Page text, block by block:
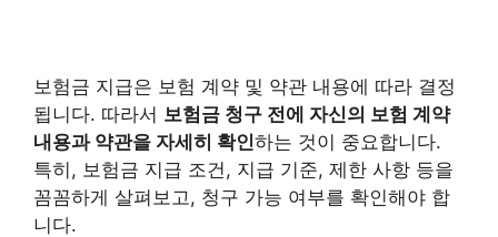
보험금 지급은 보험 계약 및 약관 내용에 따라 결정
됩니다. 따라서 보험금 청구 전에 자신의 보험 계약
내용과 약관을 자세히 확인하는 것이 중요합니다.
특히, 보험금 지급 조건, 지급 기준, 제한 사항 등을
꼼꼼하게 살펴보고, 청구 가능 여부를 확인해야 합
니다.